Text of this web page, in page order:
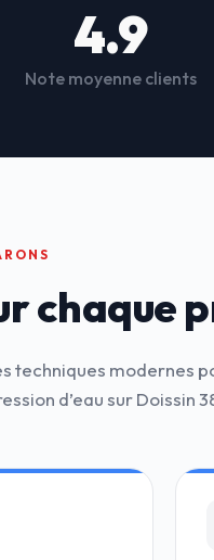
4.9
Note moyenne clients
chaque
techniques modernes
d’eau sur Doissin